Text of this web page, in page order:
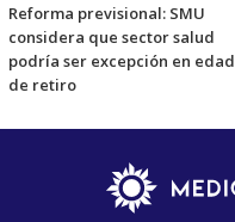
Reforma previsional: SMU
considera que sector salud
podría ser excepción en edad
de retiro